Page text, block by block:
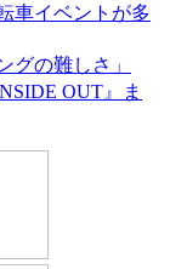
車イベントが多
グの難しさ」
OUT』ま